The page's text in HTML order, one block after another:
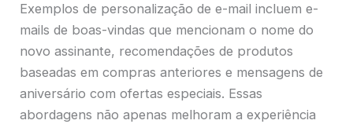
Exemplos de personalização de e-mail incluem e-
mails de boas-vindas que mencionam o nome do
novo assinante, recomendações de produtos
baseadas em compras anteriores e mensagens de
aniversário com ofertas especiais. Essas
abordagens não apenas melhoram a experiência